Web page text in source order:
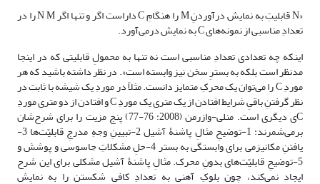
«N قابلیتِ به نمایش درآوردنِ M را هنگامِ C داراست اگر و تنها اگر N M را در
تعدادِ مناسبی از نمونه‌های C به نمایش درمی‌آورد.
اینکه چه تعدادی تعدادِ مناسبی است نه تنها به محمولِ قابلیتی که در اینجا
مدنظر است بلکه به بسترِ سخن نیز وابسته است». در نظر داشته باشید که هر
موردِ C را می‌توان یک محرکِ متمایز دانست. مثلاً در موردِ یک شیشه با ثابت در
نظر گرفتنِ باقیِ شرایط افتادن از یک متری یک موردِ C و افتادن از دو متری موردِ
Cی دیگری است. منلی-وازرمن (2008: 76-77) پنج مزیت را برای شرح‌شان
برمی‌شمرند: 1-توضیحِ مثالِ پاشنۀ آشیل 2-تبیینِ وجهِ مدرجِ قابلیّت‌ها 3-
یافتنِ مکانیزمی برای وابستگی به بستر 4-حلِ مشکلاتِ جاسوسی و پوشش و
5-توضیحِ قابلیّت‌های بدونِ محرک. مثالِ پاشنۀ آشیل مشکلی برای این شرح
ایجاد نمی‌کند، چون بلوکِ آهنی به تعدادِ کافی شکستن را به نمایش